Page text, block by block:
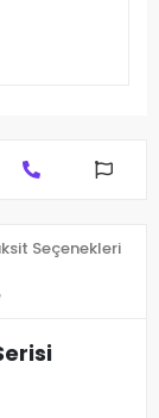
Seçenekleri